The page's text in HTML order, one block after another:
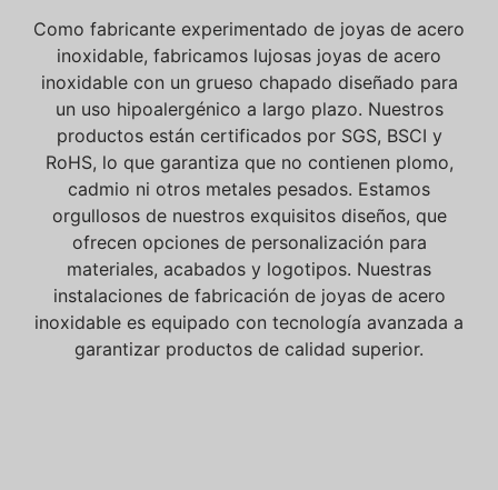
Como fabricante experimentado de joyas de acero
inoxidable, fabricamos lujosas joyas de acero
inoxidable con un grueso chapado diseñado para
un uso hipoalergénico a largo plazo. Nuestros
productos están certificados por SGS, BSCI y
RoHS, lo que garantiza que no contienen plomo,
cadmio ni otros metales pesados. Estamos
orgullosos de nuestros exquisitos diseños, que
ofrecen opciones de personalización para
materiales, acabados y logotipos. Nuestras
instalaciones de fabricación de joyas de acero
inoxidable es equipado con tecnología avanzada a
garantizar productos de calidad superior.